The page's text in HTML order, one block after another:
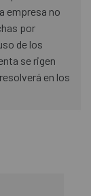
empresa no
por
de los
se rigen
en los